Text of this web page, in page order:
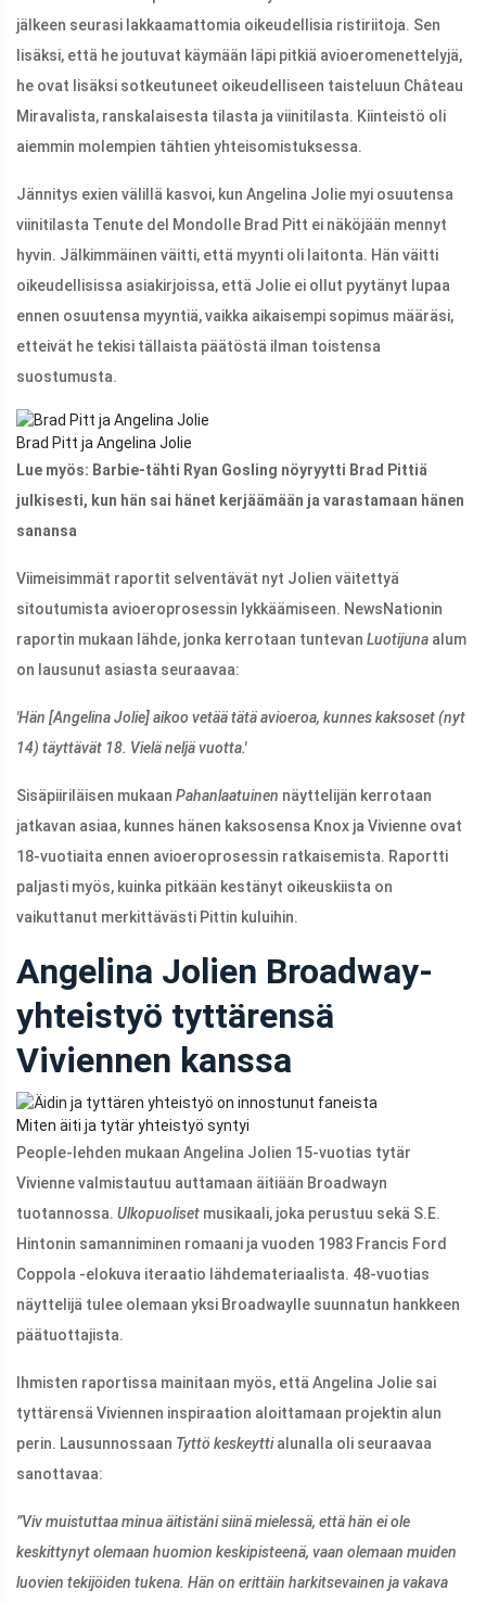
jälkeen seurasi lakkaamattomia oikeudellisia ristiriitoja. Sen
lisäksi, että he joutuvat käymään läpi pitkiä avioeromenettelyjä,
he ovat lisäksi sotkeutuneet oikeudelliseen taisteluun Château
Miravalista, ranskalaisesta tilasta ja viinitilasta. Kiinteistö oli
aiemmin molempien tähtien yhteisomistuksessa.
Jännitys exien välillä kasvoi, kun Angelina Jolie myi osuutensa
viinitilasta Tenute del Mondolle Brad Pitt ei näköjään mennyt
hyvin. Jälkimmäinen väitti, että myynti oli laitonta. Hän väitti
oikeudellisissa asiakirjoissa, että Jolie ei ollut pyytänyt lupaa
ennen osuutensa myyntiä, vaikka aikaisempi sopimus määräsi,
etteivät he tekisi tällaista päätöstä ilman toistensa
suostumusta.
Brad Pitt ja Angelina Jolie
Lue myös: Barbie-tähti Ryan Gosling nöyryytti Brad Pittiä
julkisesti, kun hän sai hänet kerjäämään ja varastamaan hänen
sanansa
Viimeisimmät raportit selventävät nyt Jolien väitettyä
sitoutumista avioeroprosessin lykkäämiseen. NewsNationin
raportin mukaan lähde, jonka kerrotaan tuntevan Luotijuna alum
on lausunut asiasta seuraavaa:
'Hän [Angelina Jolie] aikoo vetää tätä avioeroa, kunnes kaksoset (nyt
14) täyttävät 18. Vielä neljä vuotta.'
Sisäpiiriläisen mukaan Pahanlaatuinen näyttelijän kerrotaan
jatkavan asiaa, kunnes hänen kaksosensa Knox ja Vivienne ovat
18-vuotiaita ennen avioeroprosessin ratkaisemista. Raportti
paljasti myös, kuinka pitkään kestänyt oikeuskiista on
vaikuttanut merkittävästi Pittin kuluihin.
Angelina Jolien Broadway-
yhteistyö tyttärensä
Viviennen kanssa
Miten äiti ja tytär yhteistyö syntyi
People-lehden mukaan Angelina Jolien 15-vuotias tytär
Vivienne valmistautuu auttamaan äitiään Broadwayn
tuotannossa. Ulkopuoliset musikaali, joka perustuu sekä S.E.
Hintonin samanniminen romaani ja vuoden 1983 Francis Ford
Coppola -elokuva iteraatio lähdemateriaalista. 48-vuotias
näyttelijä tulee olemaan yksi Broadwaylle suunnatun hankkeen
päätuottajista.
Ihmisten raportissa mainitaan myös, että Angelina Jolie sai
tyttärensä Viviennen inspiraation aloittamaan projektin alun
perin. Lausunnossaan Tyttö keskeyttialunalla oli seuraavaa
sanottavaa:
”Viv muistuttaa minua äitistäni siinä mielessä, että hän ei ole
keskittynyt olemaan huomion keskipisteenä, vaan olemaan muiden
luovien tekijöiden tukena. Hän on erittäin harkitsevainen ja vakava